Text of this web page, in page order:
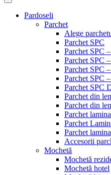
Pardoseli
Parchet
Alege
Parchet SPC
Parchet SPC
Parchet SPC
Parchet SPC
Parchet SPC
Parchet SPC
Parchet din
Parchet din
Parchet
Parchet
Parchet
Accesorii
Mochetă
Mochetă
Mochetă hotel